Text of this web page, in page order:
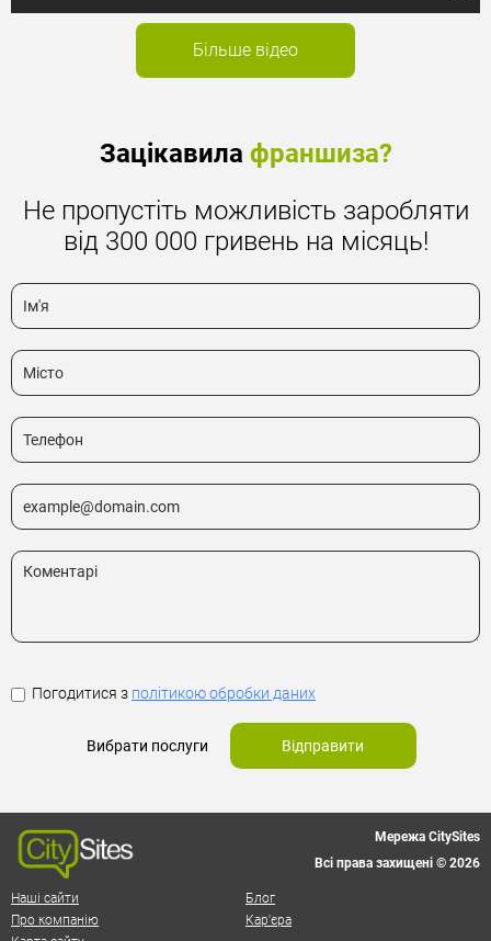
Більше відео
Зацікавила франшиза?
Не пропустіть можливість заробляти
від 300 000 гривень на місяць!
Погодитися з політикою обробки даних
Вибрати послуги Відправити
Мережа CitySites
Всі права захищені © 2026
Наші сайти
Блог
Про компанію
Кар'єра